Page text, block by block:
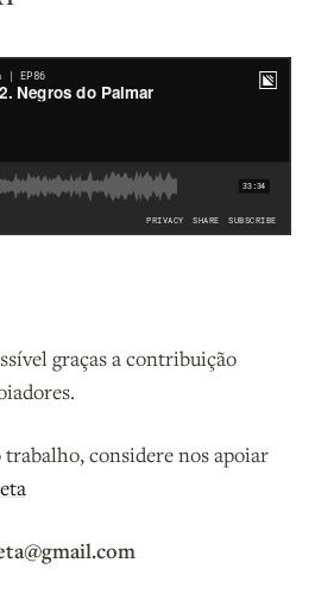
graças a contribuição
trabalho, considere nos apoiar